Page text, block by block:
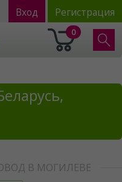
Вход Регистрация
0
В МОГИЛЕВЕ